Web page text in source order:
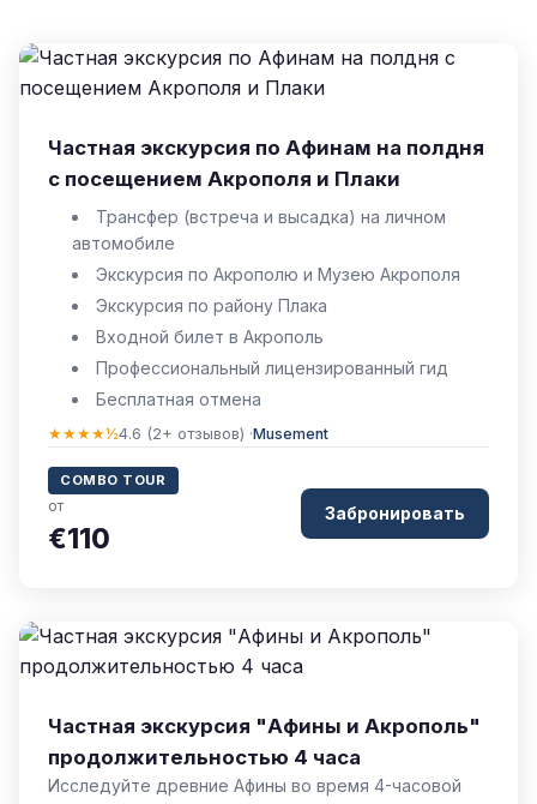
Частная экскурсия по Афинам на полдня
с посещением Акрополя и Плаки
Трансфер (встреча и высадка) на личном
автомобиле
Экскурсия по Акрополю и Музею Акрополя
Экскурсия по району Плака
Входной билет в Акрополь
Профессиональный лицензированный гид
Бесплатная отмена
★★★★½4.6 (2+ отзывов) ·Musement
COMBO TOUR
от
€110
Забронировать
Частная экскурсия "Афины и Акрополь"
продолжительностью 4 часа
Исследуйте древние Афины во время 4-часовой